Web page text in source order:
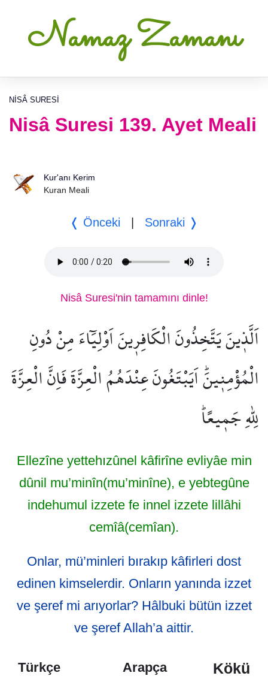
Namaz Zamanı
NISÂ SURESI
Nisâ Suresi 139. Ayet Meali
Kur'anı Kerim
Kuran Meali
❬ Önceki Sonraki ❭
Nisâ Suresi'nin tamamını dinle!
اَلَّذ۪ينَ يَتَّخِذُونَ الْكَافِر۪ينَ اَوْلِيَٓاءَ مِنْ دُونِ
الْمُؤْمِن۪ينَۜ اَيَبْتَغُونَ عِنْدَهُمُ الْعِزَّةَ فَاِنَّ الْعِزَّةَ
لِلّٰهِ جَم۪يعًاۜ
Ellezîne yettehızûnel kâfirîne evliyâe min
dûnil mu’minîn(mu’minîne), e yebtegûne
indehumul izzete fe innel izzete lillâhi
cemîâ(cemîan).
Onlar, mü’minleri bırakıp kâfirleri dost
edinen kimselerdir. Onların yanında izzet
ve şeref mi arıyorlar? Hâlbuki bütün izzet
ve şeref Allah’a aittir.
Türkçe Arapça Kökü